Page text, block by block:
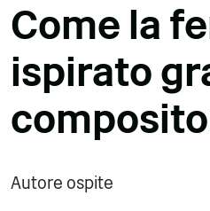
Come la
ispirato
Autore ospite